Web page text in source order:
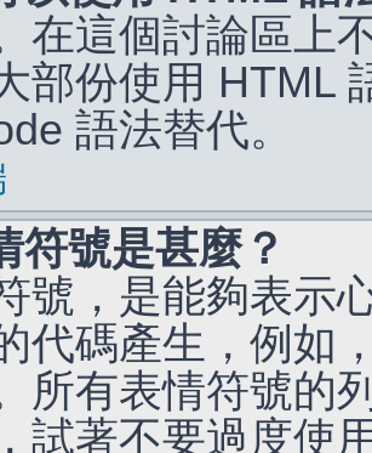
在這個討論區上
部份使用 HTML
語法替代。
符號是甚麼？
號，是能夠表示
代碼產生，例如
所有表情符號的
試著不要過度使